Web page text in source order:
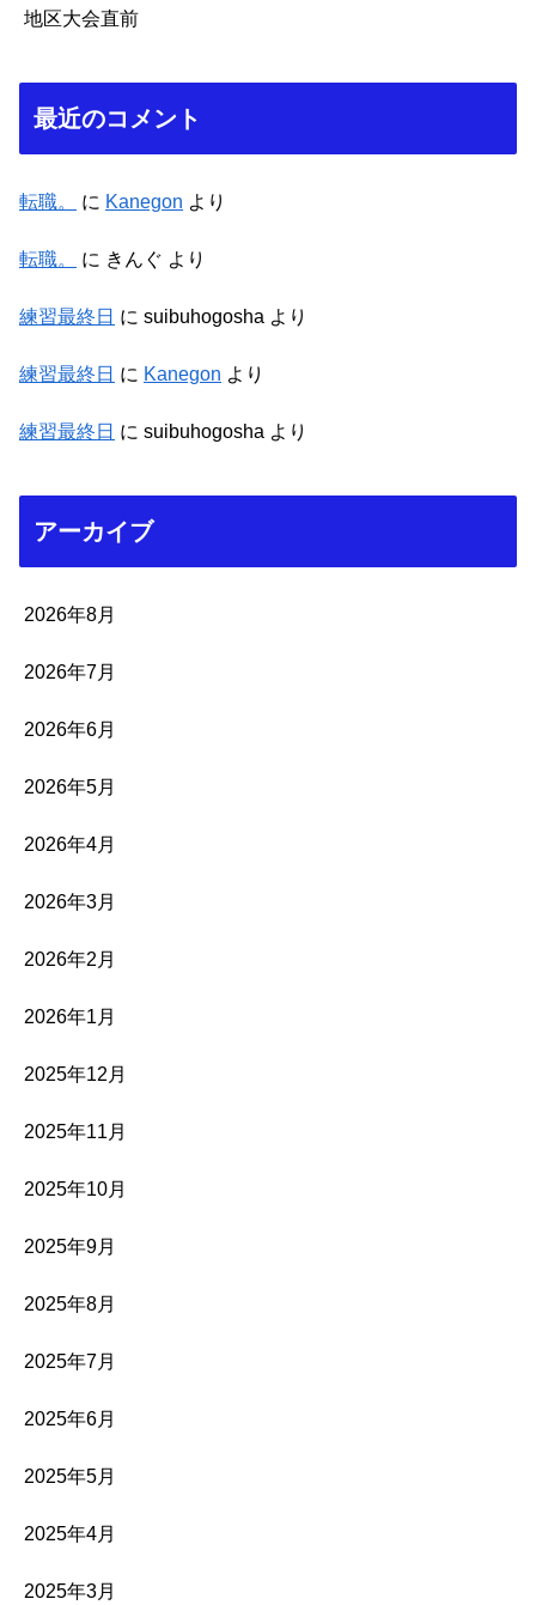
地区大会直前
最近のコメント
転職。 に Kanegon より
転職。 に きんぐ より
練習最終日 に suibuhogosha より
練習最終日 に Kanegon より
練習最終日 に suibuhogosha より
アーカイブ
2026年8月
2026年7月
2026年6月
2026年5月
2026年4月
2026年3月
2026年2月
2026年1月
2025年12月
2025年11月
2025年10月
2025年9月
2025年8月
2025年7月
2025年6月
2025年5月
2025年4月
2025年3月